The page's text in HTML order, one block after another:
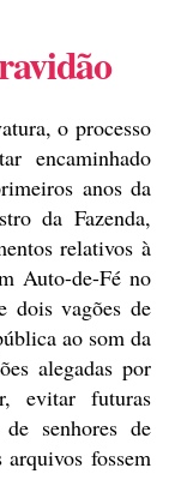
o processo
encaminhado
anos da
da Fazenda,
relativos à
Auto-de-Fé no
dois vagões de
ao som da
alegadas por
evitar futuras
senhores de
fossem